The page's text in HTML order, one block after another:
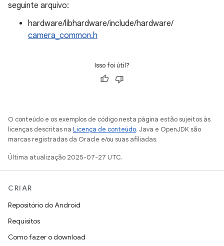
seguinte arquivo:
hardware/libhardware/include/hardware/
camera_common.h
Isso foi útil?
O conteúdo e os exemplos de código nesta página estão sujeitos às
licenças descritas na Licença de conteúdo. Java e OpenJDK são
marcas registradas da Oracle e/ou suas afiliadas.
Última atualização 2025-07-27 UTC.
CRIAR
Repositório do Android
Requisitos
Como fazer o download